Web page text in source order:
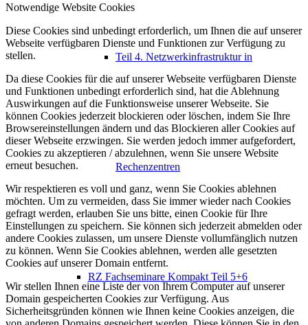
Teil 4. Netzwerkinfrastruktur in
Rechenzentren
RZ Fachseminare Kompakt Teil 5+6
Notwendige Website Cookies
Diese Cookies sind unbedingt erforderlich, um Ihnen die auf unserer
Webseite verfügbaren Dienste und Funktionen zur Verfügung zu
stellen.
Da diese Cookies für die auf unserer Webseite verfügbaren Dienste
und Funktionen unbedingt erforderlich sind, hat die Ablehnung
Auswirkungen auf die Funktionsweise unserer Webseite. Sie
können Cookies jederzeit blockieren oder löschen, indem Sie Ihre
Browsereinstellungen ändern und das Blockieren aller Cookies auf
dieser Webseite erzwingen. Sie werden jedoch immer aufgefordert,
Cookies zu akzeptieren / abzulehnen, wenn Sie unsere Website
erneut besuchen.
Wir respektieren es voll und ganz, wenn Sie Cookies ablehnen
möchten. Um zu vermeiden, dass Sie immer wieder nach Cookies
gefragt werden, erlauben Sie uns bitte, einen Cookie für Ihre
Einstellungen zu speichern. Sie können sich jederzeit abmelden oder
andere Cookies zulassen, um unsere Dienste vollumfänglich nutzen
zu können. Wenn Sie Cookies ablehnen, werden alle gesetzten
Cookies auf unserer Domain entfernt.
Wir stellen Ihnen eine Liste der von Ihrem Computer auf unserer
Domain gespeicherten Cookies zur Verfügung. Aus
Sicherheitsgründen können wie Ihnen keine Cookies anzeigen, die